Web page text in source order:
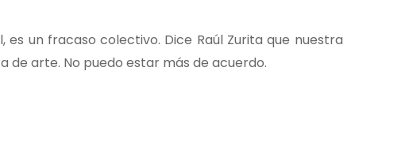
un fracaso colectivo. Dice Raúl Zurita que nuestra
de arte. No puedo estar más de acuerdo.